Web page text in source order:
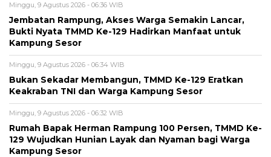
Minggu, 9 Agustus 2026 - 06:36 WIB
Jembatan Rampung, Akses Warga Semakin Lancar,
Bukti Nyata TMMD Ke-129 Hadirkan Manfaat untuk
Kampung Sesor
Minggu, 9 Agustus 2026 - 06:34 WIB
Bukan Sekadar Membangun, TMMD Ke-129 Eratkan
Keakraban TNI dan Warga Kampung Sesor
Minggu, 9 Agustus 2026 - 06:32 WIB
Rumah Bapak Herman Rampung 100 Persen, TMMD Ke-
129 Wujudkan Hunian Layak dan Nyaman bagi Warga
Kampung Sesor